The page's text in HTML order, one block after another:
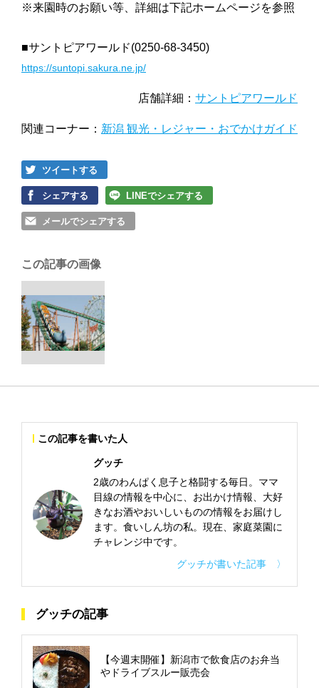
※来園時のお願い等、詳細は下記ホームページを参照
■サントピアワールド(0250-68-3450)
https://suntopi.sakura.ne.jp/
店舗詳細： サントピアワールド
関連コーナー： 新潟 観光・レジャー・おでかけガイド
ツイートする
シェアする LINEでシェアする
メールでシェアする
この記事の画像
この記事を書いた人
グッチ
2歳のわんぱく息子と格闘する毎日。ママ
目線の情報を中心に、お出かけ情報、大好
きなお酒やおいしいものの情報をお届けし
ます。食いしん坊の私。現在、家庭菜園に
チャレンジ中です。
グッチが書いた記事 〉
グッチの記事
【今週末開催】新潟市で飲食店のお弁当
やドライブスルー販売会